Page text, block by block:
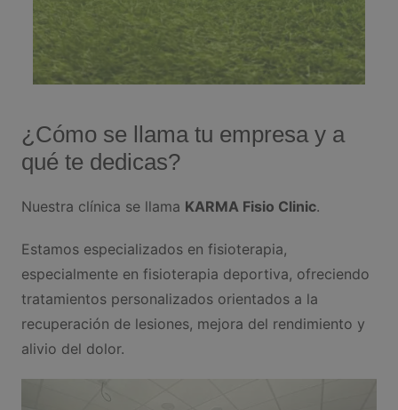
¿Cómo se llama tu empresa y a
qué te dedicas?
Nuestra clínica se llama KARMA Fisio Clinic.
Estamos especializados en fisioterapia,
especialmente en fisioterapia deportiva, ofreciendo
tratamientos personalizados orientados a la
recuperación de lesiones, mejora del rendimiento y
alivio del dolor.